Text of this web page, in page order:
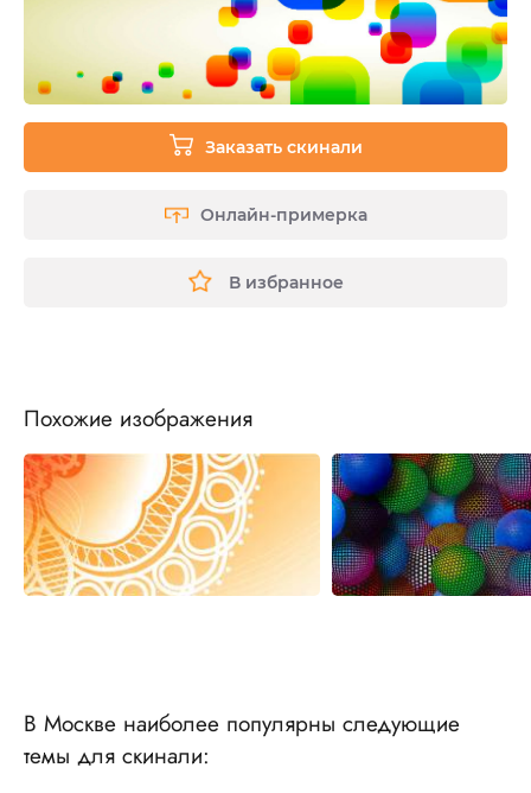
Заказать скинали
Онлайн-примерка
В избранное
Похожие изображения
В Москве наиболее популярны следующие
темы для скинали: